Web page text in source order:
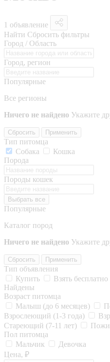
1 объявление
Найти Сбросить фильтры
Город / Область
Город, регион
Популярные
Все регионы
Ничего не найдено Укажите
Сбросить Применить
Тип питомца
Собака
Кошка
Порода
Породы кошек
Выбрать все
Популярные
Каталог пород
Ничего не найдено Укажите
Сбросить Применить
Тип объявления
Купить
Взять бесплатно
Найдены
Возраст питомца
Малыш (до 6 месяцев)
Взрослеющий (1-3 года)
Стареющий (7-11 лет)
Пол питомца
Мальчик
Девочка
Цена, ₽